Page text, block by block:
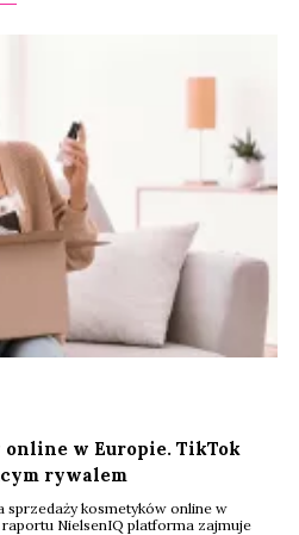
online w Europie. TikTok
rywalem
sprzedaży kosmetyków online w
NielsenIQ platforma zajmuje